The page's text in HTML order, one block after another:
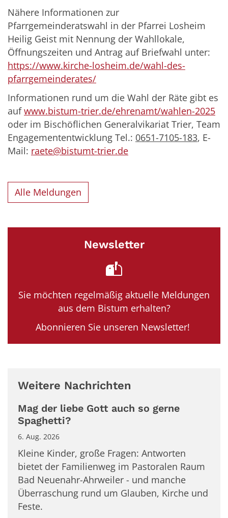
Nähere Informationen zur
Pfarrgemeinderatswahl in der Pfarrei Losheim
Heilig Geist mit Nennung der Wahllokale,
Öffnungszeiten und Antrag auf Briefwahl unter:
https://www.kirche-losheim.de/wahl-des-
pfarrgemeinderates/
Informationen rund um die Wahl der Räte gibt es
aufwww.bistum-trier.de/ehrenamt/wahlen-2025
oder im Bischöflichen Generalvikariat Trier, Team
Engagemententwicklung Tel.: 0651-7105-183, E-
Mail: raete@bistumt-trier.de
Alle Meldungen
Newsletter
Sie möchten regelmäßig aktuelle Meldungen
aus dem Bistum erhalten?
Abonnieren Sie unseren Newsletter!
Weitere Nachrichten
Mag der liebe Gott auch so gerne
Spaghetti?
6. Aug. 2026
Kleine Kinder, große Fragen: Antworten
bietet der Familienweg im Pastoralen Raum
Bad Neuenahr-Ahrweiler - und manche
Überraschung rund um Glauben, Kirche und
Feste.